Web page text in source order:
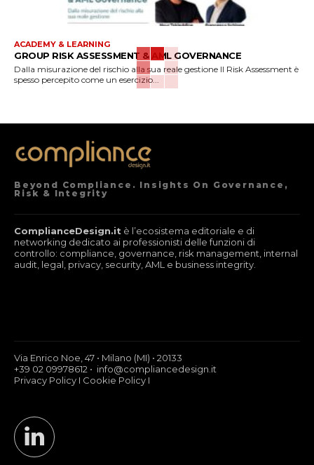
ACADEMY & LEARNING
GROUP RISK ASSESSMENT & AML GOVERNANCE
Dalla misurazione del rischio alla sua reale gestione Il Risk Assessment è
spesso percepito come un esercizio...
Beyond Compliance. Insights On Governance,
Risk & Integrity
ComplianceDesign.it è l’ecosistema editoriale e di
networking dedicato ai professionisti delle funzioni di
controllo: compliance, governance, risk management, internal
audit, legal, privacy, security, AML e business integrity.
Via Enrico Noe, 47 • Milano (MI) • 20133
+39 02 09978612 • info@compliancedesign.it
Privacy Policy I Cookie Policy I